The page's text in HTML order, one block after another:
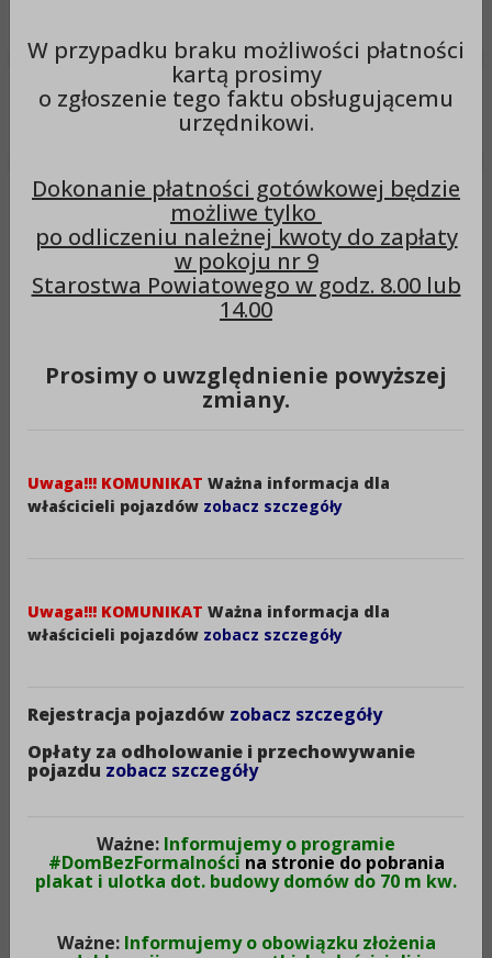
Menu
Ważna informacja dla
właścicieli pojazdów
Ważna informacja dla właścicieli pojazdów
W związku z wejściem w życie zmian ustawy Prawo o
ruchu drogowym, Wydział Komunikacji i Transportu
1. właściciel pojazdu ma obowiązek złożyć wniosek o
b) sprowadzenia na terytorium RP z terenu
państwa członkowskiego UE
niebędącego członkiem UE.
Uwaga! W przypadku przedsiębiorców prowadzących
pojazdami termin na dokonanie powyższych
czynności wynosi odpowiednio 90 dni;
obowiązek zawiadamiania starosty o nabyciu pojazdu
W przypadku braku możliwości płatności
kartą prosimy
o zgłoszenie tego faktu obsługującemu
urzędnikowi.
Dokonanie płatności gotówkowej będzie
możliwe tylko
po odliczeniu należnej kwoty do zapłaty
w pokoju nr 9
Starostwa Powiatowego w godz. 8.00 lub
14.00
Prosimy o uwzględnienie powyższej
zmiany.
Uwaga!!! KOMUNIKAT Ważna informacja dla
właścicieli pojazdów zobacz szczegóły
Uwaga!!! KOMUNIKAT Ważna informacja dla
właścicieli pojazdów zobacz szczegóły
Rejestracja pojazdów zobacz szczegóły
Opłaty za odholowanie i przechowywanie
pojazdu zobacz szczegóły
Ważne: Informujemy o programie
#DomBezFormalności na stronie do pobrania
plakat i ulotka dot. budowy domów do 70 m kw.
Ważne: Informujemy o obowiązku złożenia